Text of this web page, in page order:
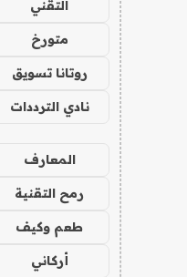
التقني
متورخ
روتانا تسويق
نادي الترددات
المعارف
رمح التقنية
طعم وكيف
أركاني